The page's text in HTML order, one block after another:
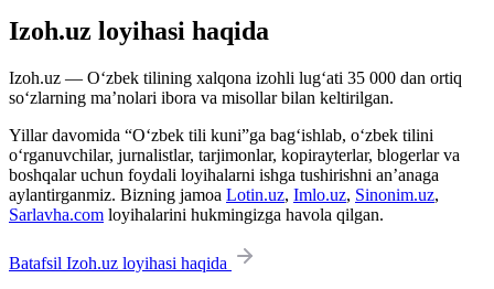
Izoh.uz loyihasi haqida
Izoh.uz — O‘zbek tilining xalqona izohli lug‘ati 35 000 dan ortiq
so‘zlarning ma’nolari ibora va misollar bilan keltirilgan.
Yillar davomida “O‘zbek tili kuni”ga bag‘ishlab, o‘zbek tilini
o‘rganuvchilar, jurnalistlar, tarjimonlar, kopirayterlar, blogerlar va
boshqalar uchun foydali loyihalarni ishga tushirishni an’anaga
aylantirganmiz. Bizning jamoa Lotin.uz, Imlo.uz, Sinonim.uz,
Sarlavha.com loyihalarini hukmingizga havola qilgan.
Batafsil Izoh.uz loyihasi haqida